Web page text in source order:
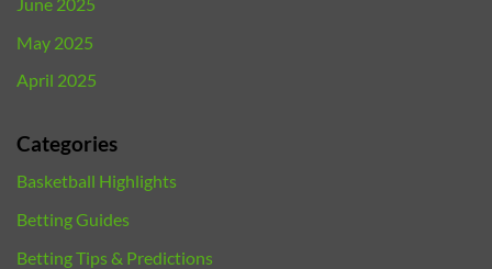
May 2025
April 2025
Categories
Basketball Highlights
Betting Guides
Betting Tips & Predictions